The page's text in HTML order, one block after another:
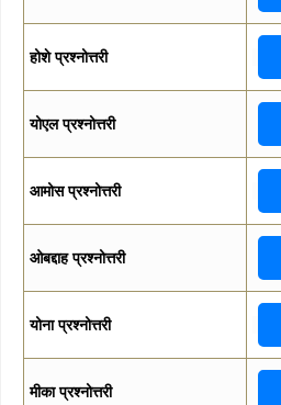
होशे प्रश्नोत्तरी
योएल प्रश्नोत्तरी
आमोस प्रश्नोत्तरी
ओबद्दाह प्रश्नोत्तरी
योना प्रश्नोत्तरी
मीका प्रश्नोत्तरी